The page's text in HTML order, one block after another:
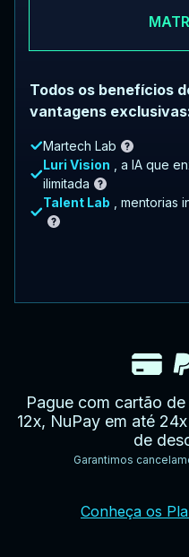
Todos os benefícios
vantagens
Martech Lab
Luri Vision
, a IA que
ilimitada
Talent Lab
, mentorias
Pague com cartão
12x, NuPay em até
de
Garantimos
Conheça os